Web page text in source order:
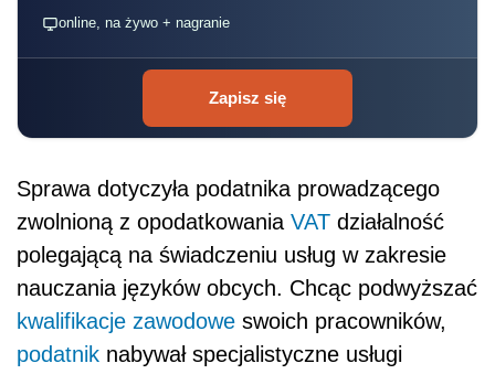
online, na żywo + nagranie
Zapisz się
Sprawa dotyczyła podatnika prowadzącego
zwolnioną z opodatkowania VAT działalność
polegającą na świadczeniu usług w zakresie
nauczania języków obcych. Chcąc podwyższać
kwalifikacje zawodowe swoich pracowników,
podatnik nabywał specjalistyczne usługi